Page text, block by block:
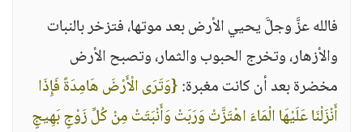
فالله عزَّ وجلَّ يحيي الأرض بعد موتها، فتزخر بالنبات
والأزهار، وتخرج الحبوب والثمار، وتصبح الأرض
مخضرة بعد أن كانت مغبرة:{وَتَرَى الْأَرْضَ هَامِدَةً فَإِذَا
أَنْزَلْنَا عَلَيْهَا الْمَاءَ اهْتَزَّتْ وَرَبَتْ وَأَنْبَتَتْ مِنْ كُلِّ زَوْجٍ بَهِيجٍ